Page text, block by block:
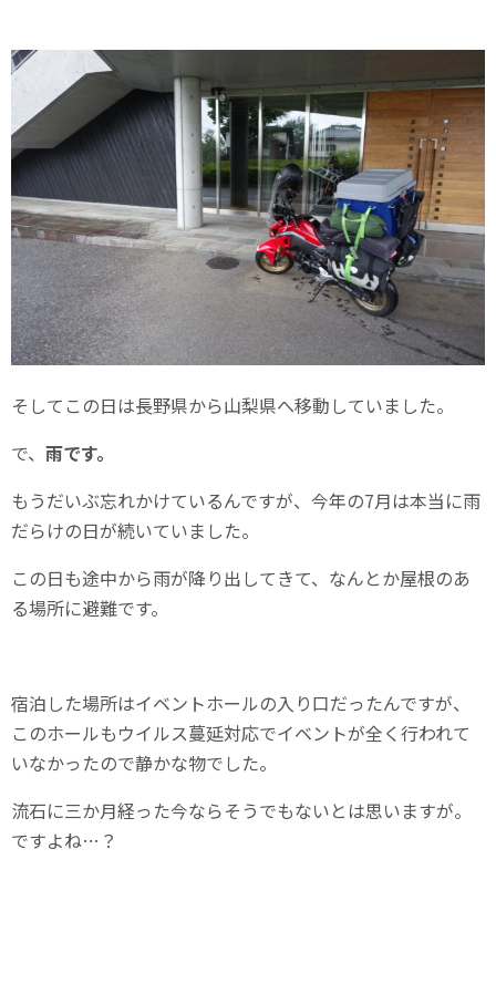
そしてこの日は長野県から山梨県へ移動していました。
で、 雨です。
もうだいぶ忘れかけているんですが、今年の7月は本当に雨
だらけの日が続いていました。
この日も途中から雨が降り出してきて、なんとか屋根のあ
る場所に避難です。
宿泊した場所はイベントホールの入り口だったんですが、
このホールもウイルス蔓延対応でイベントが全く行われて
いなかったので静かな物でした。
流石に三か月経った今ならそうでもないとは思いますが。
ですよね…？